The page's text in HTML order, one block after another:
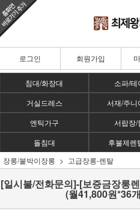
로그인 회원가입
침대/화장대 소파/테
거실드레스
서재/주니
엔틱가구
서랍장/
돌침대
후불제렌
장롱/붙박이장롱
고급장롱-렌탈
[일시불/전화문의]-[보증금장롱
(월41,800원*36